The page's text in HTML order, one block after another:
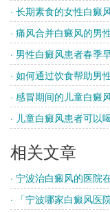
· 长期素食的女性白癜
· 痛风合并白癜风的男
· 男性白癜风患者春季
· 如何通过饮食帮助男
· 感冒期间的儿童白癜
· 儿童白癜风患者可以
相关文章
· 宁波治白癜风的医院
· 「宁波哪家白癜风医